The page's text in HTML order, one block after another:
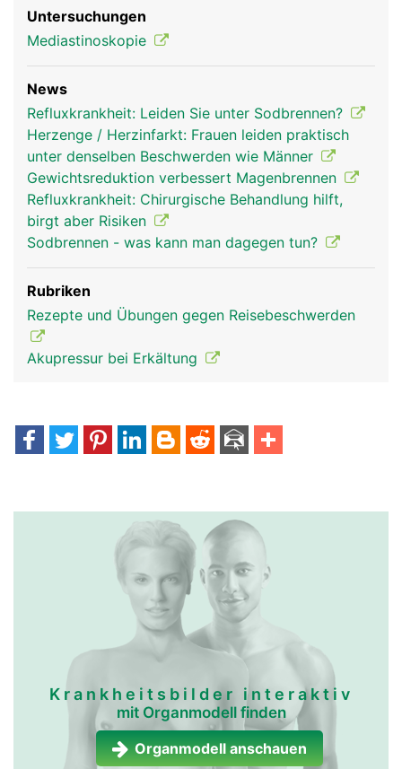
Untersuchungen
Mediastinoskopie
News
Refluxkrankheit: Leiden Sie unter Sodbrennen?
Herzenge / Herzinfarkt: Frauen leiden praktisch
unter denselben Beschwerden wie Männer
Gewichtsreduktion verbessert Magenbrennen
Refluxkrankheit: Chirurgische Behandlung hilft,
birgt aber Risiken
Sodbrennen - was kann man dagegen tun?
Rubriken
Rezepte und Übungen gegen Reisebeschwerden
Akupressur bei Erkältung
Krankheitsbilder interaktiv
mit Organmodell finden
Organmodell anschauen